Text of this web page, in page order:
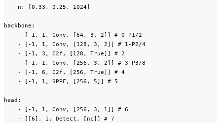
    n: [0.33, 0.25, 1024]
backbone:
    - [-1, 1, Conv, [64, 3, 2]] # 0-P1/2
    - [-1, 1, Conv, [128, 3, 2]] # 1-P2/4
    - [-1, 3, C2f, [128, True]] # 2
    - [-1, 1, Conv, [256, 3, 2]] # 3-P3/8
    - [-1, 6, C2f, [256, True]] # 4
    - [-1, 1, SPPF, [256, 5]] # 5
head:
    - [-1, 1, Conv, [256, 3, 1]] # 6
    - [[6], 1, Detect, [nc]] # 7